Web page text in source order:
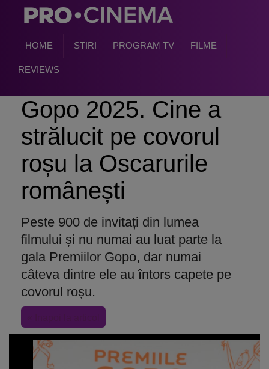
HOME STIRI PROGRAM TV FILME
REVIEWS
Gopo 2025. Cine a
strălucit pe covorul
roșu la Oscarurile
românești
Peste 900 de invitați din lumea
filmului și nu numai au luat parte la
gala Premiilor Gopo, dar numai
câteva dintre ele au întors capete pe
covorul roșu.